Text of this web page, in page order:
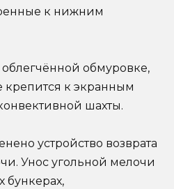
к нижним
обмуровке,
крепится к экранным
шахты.
устройство возврата
Унос угольной мелочи
бункерах,